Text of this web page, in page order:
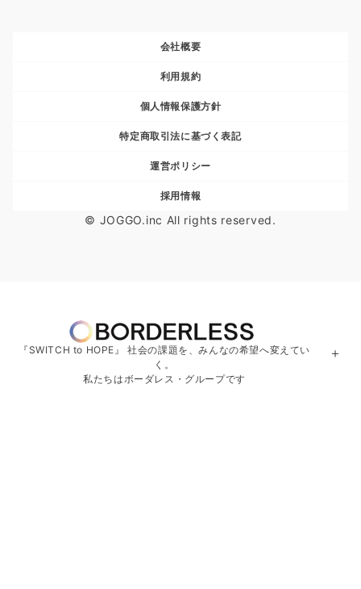
会社概要
利用規約
個人情報保護方針
特定商取引法に基づく表記
運営ポリシー
採用情報
© JOGGO.inc All rights reserved.
『SWITCH to HOPE』 社会の課題を、みんなの希望へ変えてい
く。
私たちはボーダレス・グループです
＋